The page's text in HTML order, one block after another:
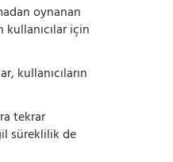
oynanan
için
kullanıcıların
tekrar
süreklilik de